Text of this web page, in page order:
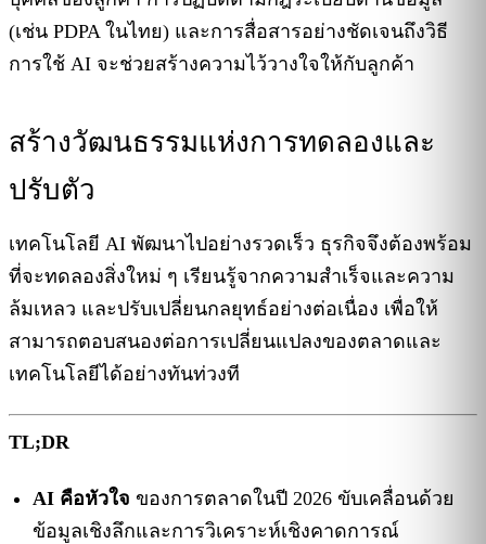
(เช่น PDPA ในไทย) และการสื่อสารอย่างชัดเจนถึงวิธี
การใช้ AI จะช่วยสร้างความไว้วางใจให้กับลูกค้า
สร้างวัฒนธรรมแห่งการทดลองและ
ปรับตัว
เทคโนโลยี AI พัฒนาไปอย่างรวดเร็ว ธุรกิจจึงต้องพร้อม
ที่จะทดลองสิ่งใหม่ ๆ เรียนรู้จากความสำเร็จและความ
ล้มเหลว และปรับเปลี่ยนกลยุทธ์อย่างต่อเนื่อง เพื่อให้
สามารถตอบสนองต่อการเปลี่ยนแปลงของตลาดและ
เทคโนโลยีได้อย่างทันท่วงที
TL;DR
AI คือหัวใจ ของการตลาดในปี 2026 ขับเคลื่อนด้วย
ข้อมูลเชิงลึกและการวิเคราะห์เชิงคาดการณ์